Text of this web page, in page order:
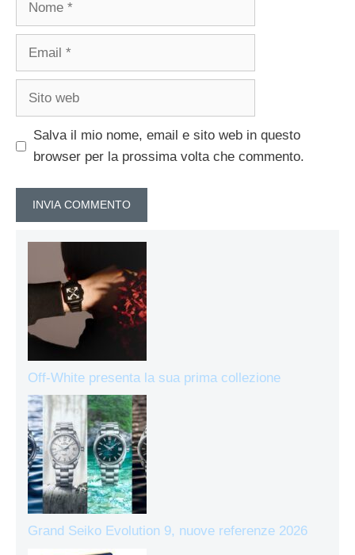
Email
Sito
Salva il mio nome, email e sito web in questo
browser per la prossima volta che commento.
Off-White presenta la sua prima collezione
Grand Seiko Evolution 9, nuove referenze 2026